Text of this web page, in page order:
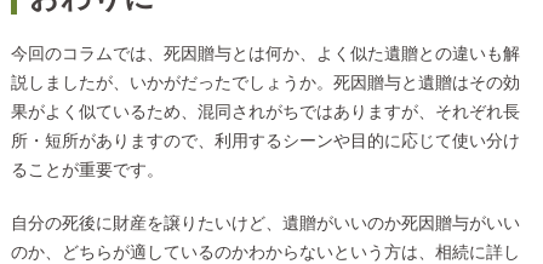
今回のコラムでは、死因贈与とは何か、よく似た遺贈との違いも解
説しましたが、いかがだったでしょうか。死因贈与と遺贈はその効
果がよく似ているため、混同されがちではありますが、それぞれ長
所・短所がありますので、利用するシーンや目的に応じて使い分け
ることが重要です。
自分の死後に財産を譲りたいけど、遺贈がいいのか死因贈与がいい
のか、どちらが適しているのかわからないという方は、相続に詳し